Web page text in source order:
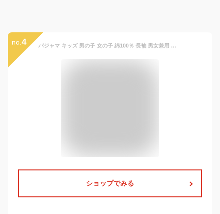
no. 4 パジャマ キッズ 男の子 女の子 綿100％ 長袖 男女兼用 冬 前開き ボタン ネル起毛 ストライプ柄 サックス ミント パープル 130 140 150 160 子供 ジュニア ボーイズ ガールズ かわいい おそろい
ショップでみる